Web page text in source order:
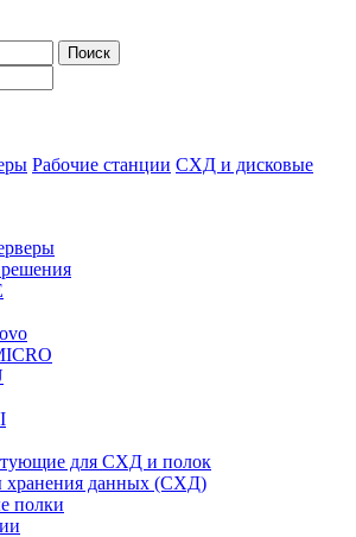
Поиск
Рабочие станции СХД и дисковые
для СХД и полок
хранения данных (СХД)
полки